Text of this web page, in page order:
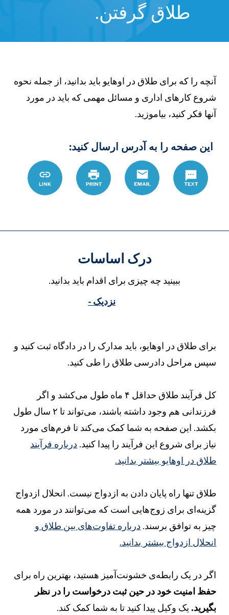
طلاق گرفتن.
آنچه را که برای طلاق در اوهایو باید بدانید، از جمله نحوه
شروع کارهای اداری و مسائل مهمی که باید در مورد
آنها فکر کنید، بیاموزید.
این صفحه را به آدرس ارسال کنید:
Text
Email چاپ Link
درک اساسات
ببینید چه چیزی برای اقدام باید بدانید.
نزدیک -
برای طلاق در اوهایو، باید مدارک را در دادگاه ثبت کنید و
سپس مراحل دادرسی طلاق را طی کنید.
کل فرآیند طلاق حداقل ۴ ماه طول می‌کشد و اگر
فرزندانی هم وجود داشته باشند، می‌تواند تا ۲ سال طول
بکشد. این صفحه به شما کمک می‌کند تا فرم‌های مورد
نیاز برای شروع این فرآیند را پیدا کنید.درباره فرآیند
طلاق در اوهایو بیشتر بدانید.
طلاق تنها راه پایان دادن به ازدواج نیست. انحلال ازدواج
گزینه‌ای برای زوج‌هایی است که می‌توانند در مورد همه
چیز به توافق برسند.درباره تفاوت‌های بین طلاق و
انحلال ازدواج بیشتر بدانید.
اگر در یک رابطه‌ی خشونت‌آمیز هستید، بهترین راه برای
حفظ امنیت خود در حین ثبت درخواست را در نظر
بگیرید.یک وکیل پیدا کنید تا به شما کمک کند.